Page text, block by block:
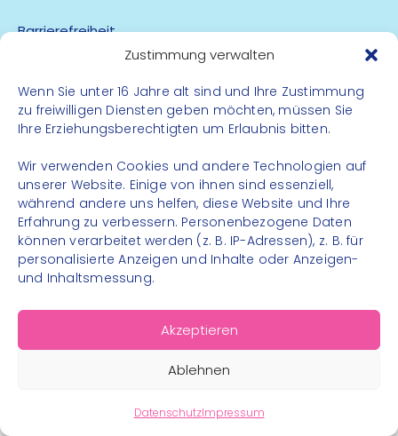
Zustimmung verwalten
Wenn Sie unter 16 Jahre alt sind und Ihre Zustimmung
zu freiwilligen Diensten geben möchten, müssen Sie
Ihre Erziehungsberechtigten um Erlaubnis bitten.
Wir verwenden Cookies und andere Technologien auf
unserer Website. Einige von ihnen sind essenziell,
während andere uns helfen, diese Website und Ihre
Erfahrung zu verbessern. Personenbezogene Daten
können verarbeitet werden (z. B. IP-Adressen), z. B. für
personalisierte Anzeigen und Inhalte oder Anzeigen-
und Inhaltsmessung.
Akzeptieren
Ablehnen
DatenschutzImpressum
Barrierefreiheit
Kontakt
Instagram
Facebook
© 2026 – Bewegungsland Steiermark gGmbH - Alle